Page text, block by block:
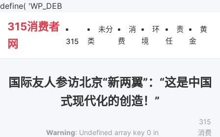
define( 'WP_DEB
315消费者
网
315
未分
类
消
费
环
境
责
任
黄
金
国际友人参访北京“新两翼”：“这是中国
式现代化的创造！”
Warning: Undefined array key 0 in
315
消费